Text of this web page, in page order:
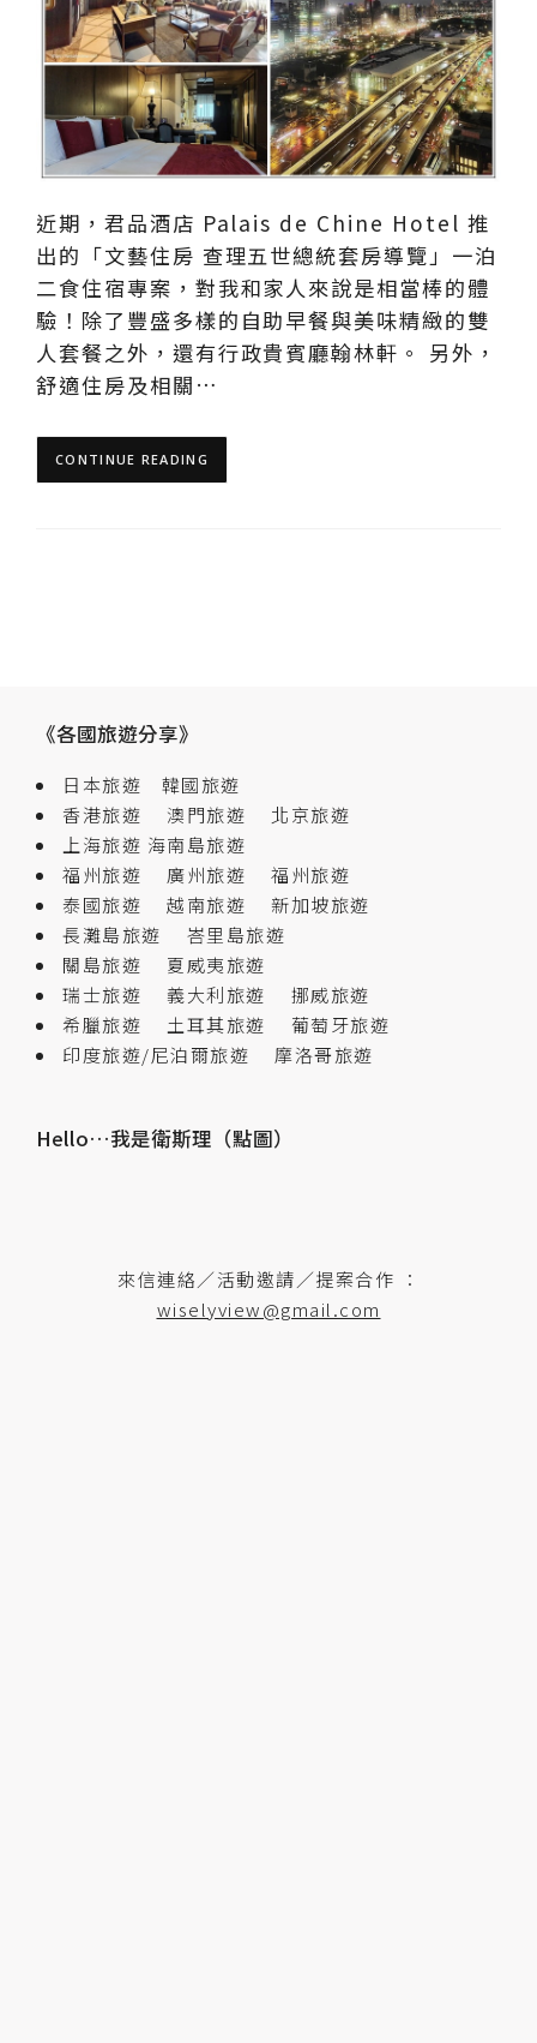
近期，君品酒店 Palais de Chine Hotel 推
出的「文藝住房 查理五世總統套房導覽」一泊
二食住宿專案，對我和家人來說是相當棒的體
驗！除了豐盛多樣的自助早餐與美味精緻的雙
人套餐之外，還有行政貴賓廳翰林軒。 另外，
舒適住房及相關…
CONTINUE READING
《各國旅遊分享》
日本旅遊
韓國旅遊
香港旅遊
澳門旅遊
北京旅遊
上海旅遊 海南島旅遊
福州旅遊
廣州旅遊
福州旅遊
泰國旅遊
越南旅遊
新加坡旅遊
長灘島旅遊
峇里島旅遊
關島旅遊
夏威夷旅遊
瑞士旅遊
義大利旅遊
挪威旅遊
希臘旅遊
土耳其旅遊
葡萄牙旅遊
印度旅遊/尼泊爾旅遊
摩洛哥旅遊
Hello…我是衛斯理（點圖）
來信連絡／活動邀請／提案合作 ：
wiselyview@gmail.com